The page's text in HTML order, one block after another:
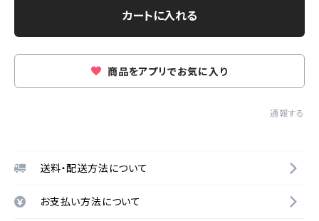
カートに入れる
商品をアプリでお気に入り
通報する
送料・配送方法について
お支払い方法について